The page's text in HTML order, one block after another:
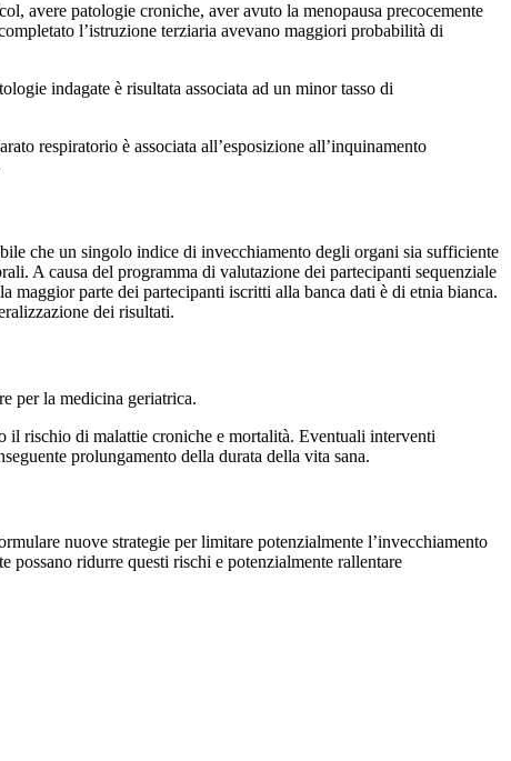
avere patologie croniche, aver avuto la menopausa precocemente
l’istruzione terziaria avevano maggiori probabilità di
indagate è risultata associata ad un minor tasso di
respiratorio è associata all’esposizione all’inquinamento
che un singolo indice di invecchiamento degli organi sia sufficiente
A causa del programma di valutazione dei partecipanti sequenziale
maggior parte dei partecipanti iscritti alla banca dati è di etnia bianca.
dei risultati.
per la medicina geriatrica.
il rischio di malattie croniche e mortalità. Eventuali interventi
prolungamento della durata della vita sana.
nuove strategie per limitare potenzialmente l’invecchiamento
possano ridurre questi rischi e potenzialmente rallentare